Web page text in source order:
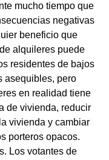
mucho tiempo que
negativas
beneficio que
alquileres puede
residentes de bajos
asequibles, pero
en realidad tiene
de vivienda, reducir
vivienda y cambiar
porteros opacos.
Los votantes de